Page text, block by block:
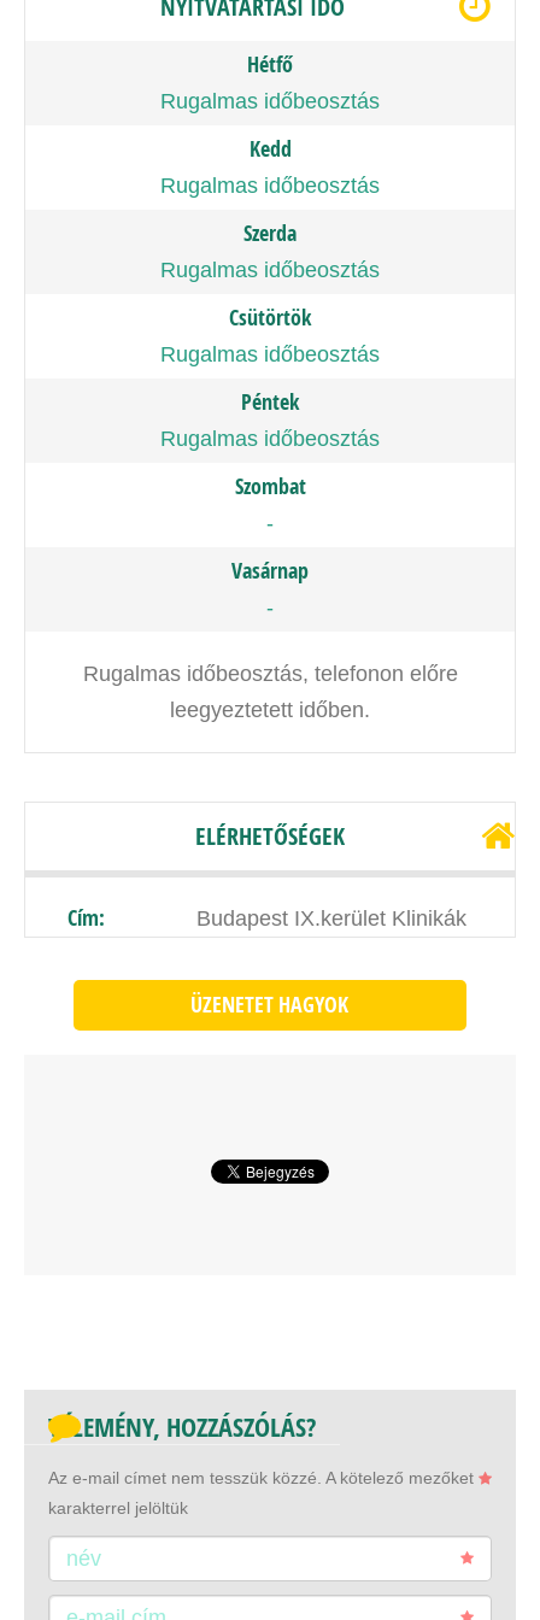
NYITVATARTÁSI IDŐ
Hétfő
Rugalmas időbeosztás
Kedd
Rugalmas időbeosztás
Szerda
Rugalmas időbeosztás
Csütörtök
Rugalmas időbeosztás
Péntek
Rugalmas időbeosztás
Szombat
-
Vasárnap
-
Rugalmas időbeosztás, telefonon előre
leegyeztetett időben.
ELÉRHETŐSÉGEK
Cím: Budapest IX.kerület Klinikák
ÜZENETET HAGYOK
VÉLEMÉNY, HOZZÁSZÓLÁS?
Az e-mail címet nem tesszük közzé. A kötelező mezőket
karakterrel jelöltük
név